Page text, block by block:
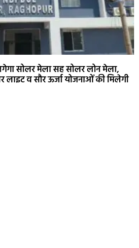
सोलर मेला सह सोलर लोन मेला,
लाइट व सौर ऊर्जा योजनाओं की मिलेगी